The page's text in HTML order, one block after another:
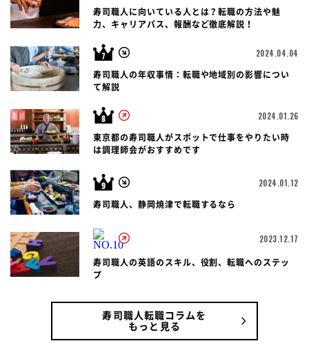
寿司職人に向いている人とは？転職の方法や魅
力、キャリアパス、報酬など徹底解説！
2024.04.04
寿司職人の年収事情：転職や地域別の影響につい
て解説
2024.01.26
東京都の寿司職人がスポットで仕事をやりたい時
は調理師会がおすすめです
2024.01.12
寿司職人、静岡焼津で転職するなら
2023.12.17
寿司職人の英語のスキル、役割、転職へのステッ
プ
寿司職人転職コラムを
もっと見る